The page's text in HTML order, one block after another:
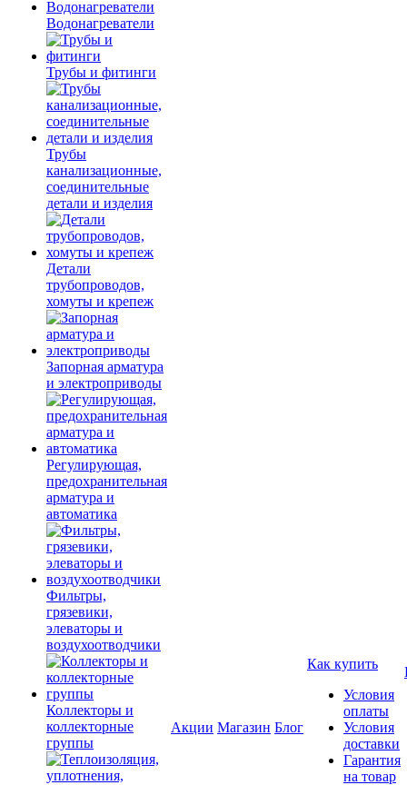
Водонагреватели
Трубы и фитинги
Трубы
канализационные,
соединительные
детали и изделия
Детали
трубопроводов,
хомуты и крепеж
Запорная арматура
и электроприводы
Регулирующая,
предохранительная
арматура и
автоматика
Фильтры,
грязевики,
элеваторы и
воздухоотводчики
Коллекторы и
коллекторные
группы
Акции Магазин Блог
Как купить
Условия
оплаты
Условия
доставки
Гарантия
на товар